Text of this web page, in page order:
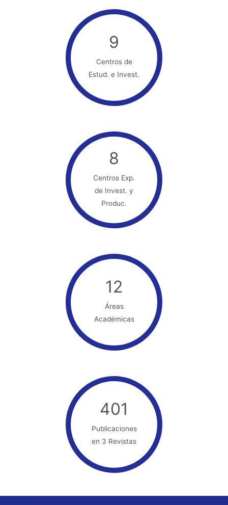
9
Centros de
Estud. e Invest.
8
Centros Exp.
de Invest. y
Produc.
12
Áreas
Académicas
401
Publicaciones
en 3 Revistas